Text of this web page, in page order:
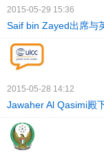
2015-05-29 15:36
Saif bin Zayed出席与
2015-05-28 14:12
Jawaher Al Qasimi殿